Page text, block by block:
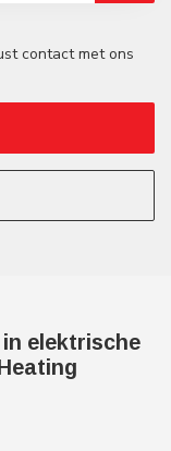
contact met ons
elektrische